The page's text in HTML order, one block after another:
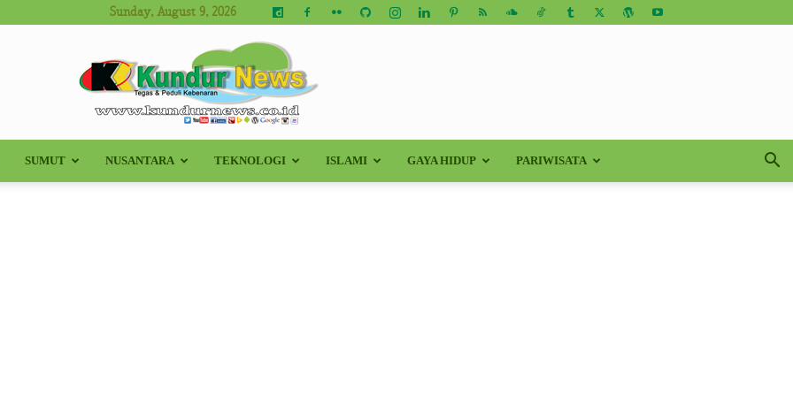
Sunday, August 9, 2026
Kundur
SUMUT NUSANTARA TEKNOLOGI ISLAMI GAYA HIDUP PARIWISATA